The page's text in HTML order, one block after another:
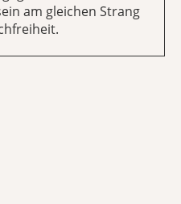
am gleichen Strang